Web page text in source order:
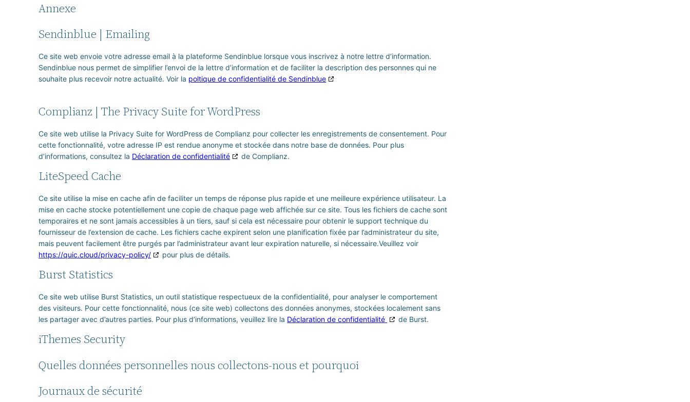
Annexe
Sendinblue | Emailing
Ce site web envoie votre adresse email à la plateforme Sendinblue lorsque vous inscrivez à notre lettre d’information.
Sendinblue nous permet de simplifier l’envoi de la lettre d’information et de faciliter la description des personnes qui ne
souhaite plus recevoir notre actualité. Voir la poltique de confidentialité de Sendinblue
Complianz | The Privacy Suite for WordPress
Ce site web utilise la Privacy Suite for WordPress de Complianz pour collecter les enregistrements de consentement. Pour
cette fonctionnalité, votre adresse IP est rendue anonyme et stockée dans notre base de données. Pour plus
d’informations, consultez la Déclaration de confidentialité de Complianz.
LiteSpeed Cache
Ce site utilise la mise en cache afin de faciliter un temps de réponse plus rapide et une meilleure expérience utilisateur. La
mise en cache stocke potentiellement une copie de chaque page web affichée sur ce site. Tous les fichiers de cache sont
temporaires et ne sont jamais accessibles à un tiers, sauf si cela est nécessaire pour obtenir le support technique du
fournisseur de l’extension de cache. Les fichiers cache expirent selon une planification fixée par l’administrateur du site,
mais peuvent facilement être purgés par l’administrateur avant leur expiration naturelle, si nécessaire.Veuillez voir
https://quic.cloud/privacy-policy/
pour plus de détails.
Burst Statistics
Ce site web utilise Burst Statistics, un outil statistique respectueux de la confidentialité, pour analyser le comportement
des visiteurs. Pour cette fonctionnalité, nous (ce site web) collectons des données anonymes, stockées localement sans
les partager avec d’autres parties. Pour plus d’informations, veuillez lire la Déclaration de confidentialité de Burst.
iThemes Security
Quelles données personnelles nous collectons-nous et pourquoi
Journaux de sécurité